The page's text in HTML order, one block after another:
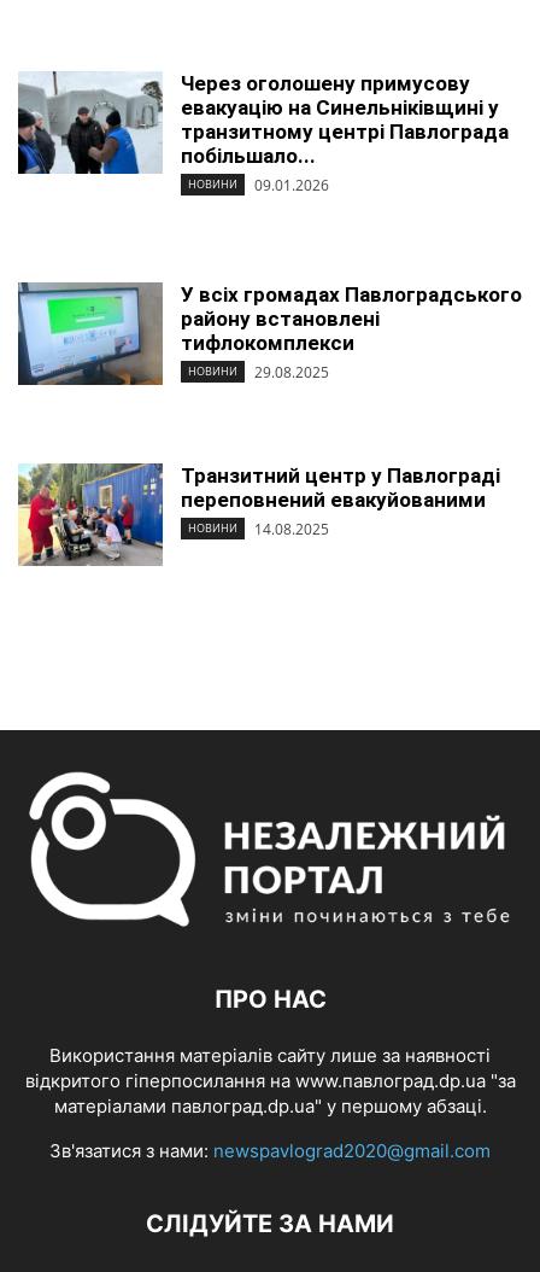
Через оголошену примусову
евакуацію на Синельніківщині у
транзитному центрі Павлограда
побільшало...
НОВИНИ 09.01.2026
У всіх громадах Павлоградського
району встановлені
тифлокомплекси
НОВИНИ 29.08.2025
Транзитний центр у Павлограді
переповнений евакуйованими
НОВИНИ 14.08.2025
ПРО НАС
Використання матеріалів сайту лише за наявності
відкритого гіперпосилання на www.павлоград.dp.ua "за
матеріалами павлоград.dp.ua" у першому абзаці.
Зв'язатися з нами: newspavlograd2020@gmail.com
СЛІДУЙТЕ ЗА НАМИ